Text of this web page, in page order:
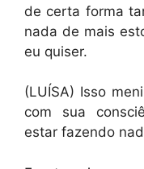
de certa forma
nada de mais
eu quiser.
(LUÍSA) Isso
com sua
estar fazendo